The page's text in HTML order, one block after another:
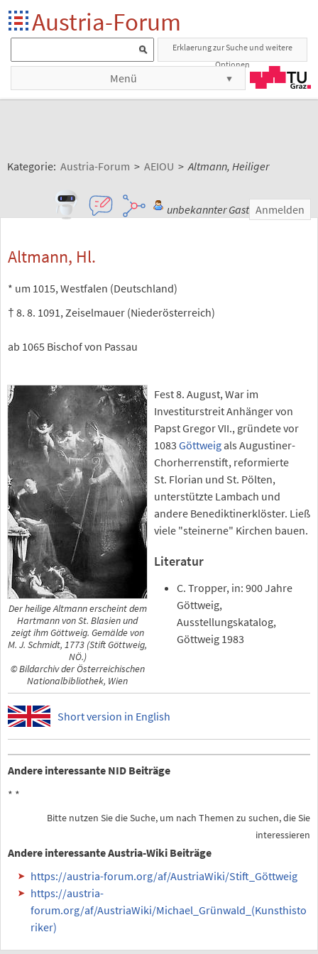
Austria-Forum
Erklaerung zur Suche und weitere
Optionen
Menü
Kategorie: Austria-Forum > AEIOU > Altmann, Heiliger
unbekannter Gast Anmelden
Altmann, Hl.
* um 1015, Westfalen (Deutschland)
† 8. 8. 1091, Zeiselmauer (Niederösterreich)
ab 1065 Bischof von Passau
Der heilige Altmann erscheint dem
Hartmann von St. Blasien und
zeigt ihm Göttweig. Gemälde von
M. J. Schmidt, 1773 (Stift Göttweig,
NÖ.)
© Bildarchiv der Österreichischen
Nationalbibliothek, Wien
Fest 8. August, War im
Investiturstreit Anhänger von
Papst Gregor VII., gründete vor
1083 Göttweig als Augustiner-
Chorherrenstift, reformierte
St. Florian und St. Pölten,
unterstützte Lambach und
andere Benediktinerklöster. Ließ
viele "steinerne" Kirchen bauen.
Literatur
C. Tropper, in: 900 Jahre
Göttweig,
Ausstellungskatalog,
Göttweig 1983
Short version in English
Andere interessante NID Beiträge
* *
Bitte nutzen Sie die Suche, um nach Themen zu suchen, die Sie
interessieren
Andere interessante Austria-Wiki Beiträge
https://austria-forum.org/af/AustriaWiki/Stift_Göttweig
https://austria-
forum.org/af/AustriaWiki/Michael_Grünwald_(Kunsthisto
riker)